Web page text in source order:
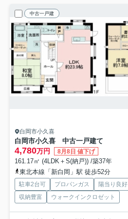
中古一戸建
白岡市小久喜
白岡市小久喜 中古一戸建て
4,780万円 8月8日 値下げ
161.17㎡ (4LDK＋S(納戸)) /築37年
東北本線「新白岡」駅 徒歩52分
駐車2台可 プロパンガス 陽当り良好
収納豊富
ウォークインクロゼット